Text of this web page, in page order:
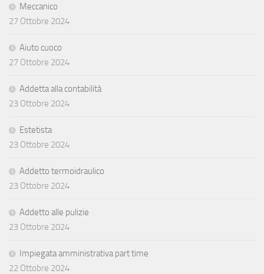
Meccanico
27 Ottobre 2024
Aiuto cuoco
27 Ottobre 2024
Addetta alla contabilità
23 Ottobre 2024
Estetista
23 Ottobre 2024
Addetto termoidraulico
23 Ottobre 2024
Addetto alle pulizie
23 Ottobre 2024
Impiegata amministrativa part time
22 Ottobre 2024